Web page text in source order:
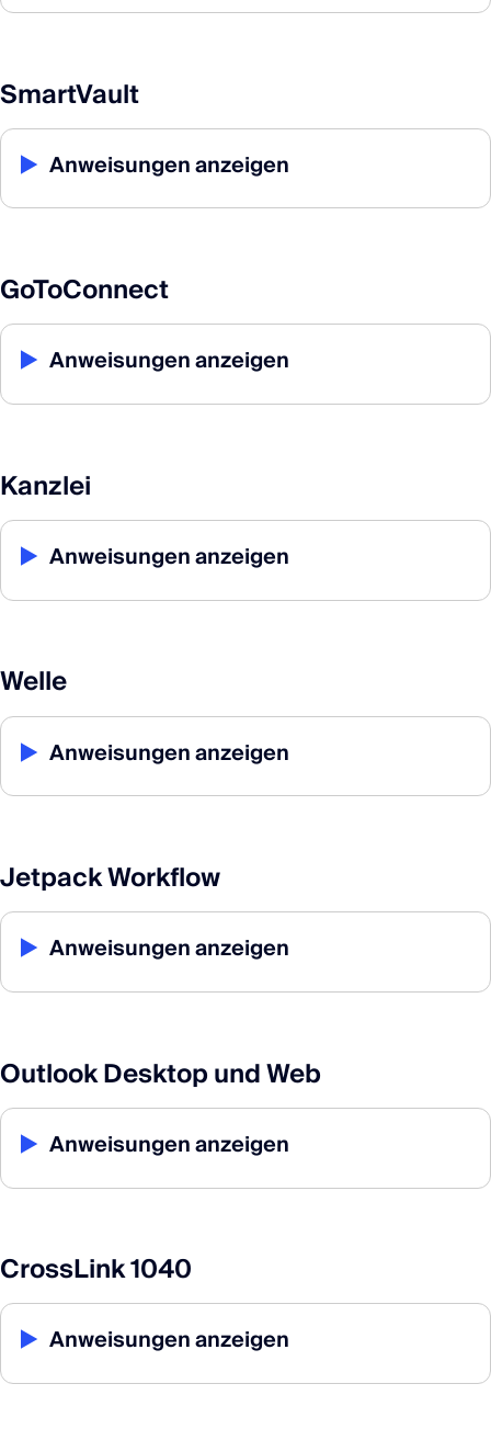
SmartVault
▶ Anweisungen anzeigen
GoToConnect
▶ Anweisungen anzeigen
Kanzlei
▶ Anweisungen anzeigen
Welle
▶ Anweisungen anzeigen
Jetpack Workflow
▶ Anweisungen anzeigen
Outlook Desktop und Web
▶ Anweisungen anzeigen
CrossLink 1040
▶ Anweisungen anzeigen